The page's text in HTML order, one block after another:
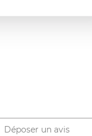
Déposer un avis